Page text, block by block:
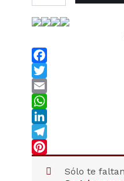
LECHE
(48%
cacao)
Facebook
Twitter
Email
WhatsApp
LinkedIn
Telegram
Sólo te faltan